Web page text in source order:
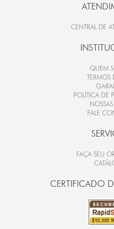
CENTRAL DE
QUEM
TERMOS
POLÍTICA DE
FALE
FAÇA SEU
CERTIFICADO